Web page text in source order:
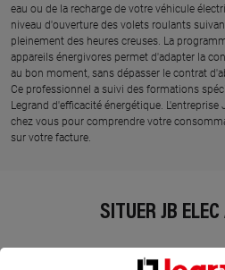
eau ou de la recharge de votre véhicule
niveau d'ouverture des volets roulants
pleinement des heures creuses. La
appareils énergivores permet d'adapter la
au bon moment, sans dépasser le contrat
Ce professionnel a suivi des formations
Legrand d'efficacité énergétique. L'entreprise
chez vous pour comprendre votre
sur votre facture.
SITUER JB ELEC